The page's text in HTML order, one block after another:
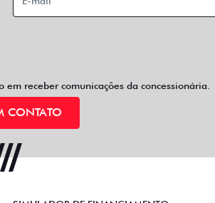
em receber comunicações da concessionária.
CONTATO